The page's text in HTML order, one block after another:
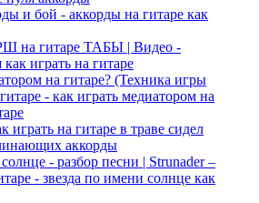
и бой - аккорды на гитаре как
на гитаре ТАБЫ | Видео -
играть на гитаре
на гитаре? (Техника игры
- как играть медиатором на
на гитаре в траве сидел
аккорды
- разбор песни | Strunader –
- звезда по имени солнце как